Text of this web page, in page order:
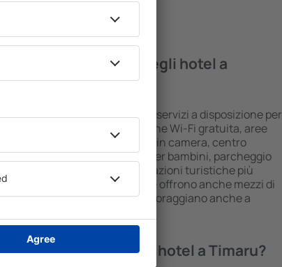
posso trovare negli hotel a
Timaru hanno vari standard e servizi a disposizione per
I più comuni sono la connessione Wi-Fi gratuita, aree
con SPA, mini bar/cassaforte in camera, centro
zona pranzo, area giochi per bambini, parcheggio
opuscoli informativi sulle attrazioni turistiche più
della zona. Alcune strutture offrono anche mezzi di
e per l'aeroporto. A volte incoraggiano anche a
costa una notte in un hotel a Timaru?